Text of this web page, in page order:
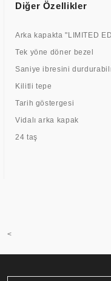
Diğer Özellikler
Arka kapakta "LIMITED
Tek yöne döner bezel
Saniye ibresini
Kilitli tepe
Tarih göstergesi
Vidalı arka kapak
24 taş
<